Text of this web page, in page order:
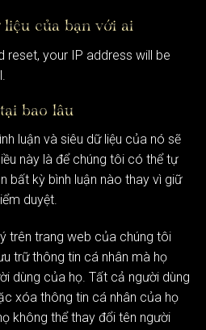
liệu của bạn với ai
reset, your IP address will be
bao lâu
luận và siêu dữ liệu của nó sẽ
này là để chúng tôi có thể tự
bất kỳ bình luận nào thay vì giữ
duyệt.
trên trang web của chúng tôi
trữ thông tin cá nhân mà họ
dùng của họ. Tất cả người dùng
xóa thông tin cá nhân của họ
không thể thay đổi tên người